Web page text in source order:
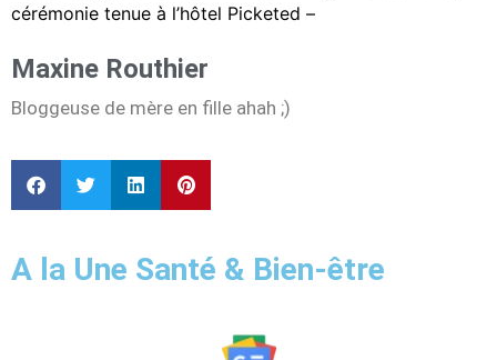
cérémonie tenue à l’hôtel Picketed –
Maxine Routhier
Bloggeuse de mère en fille ahah ;)
A la Une Santé & Bien-être